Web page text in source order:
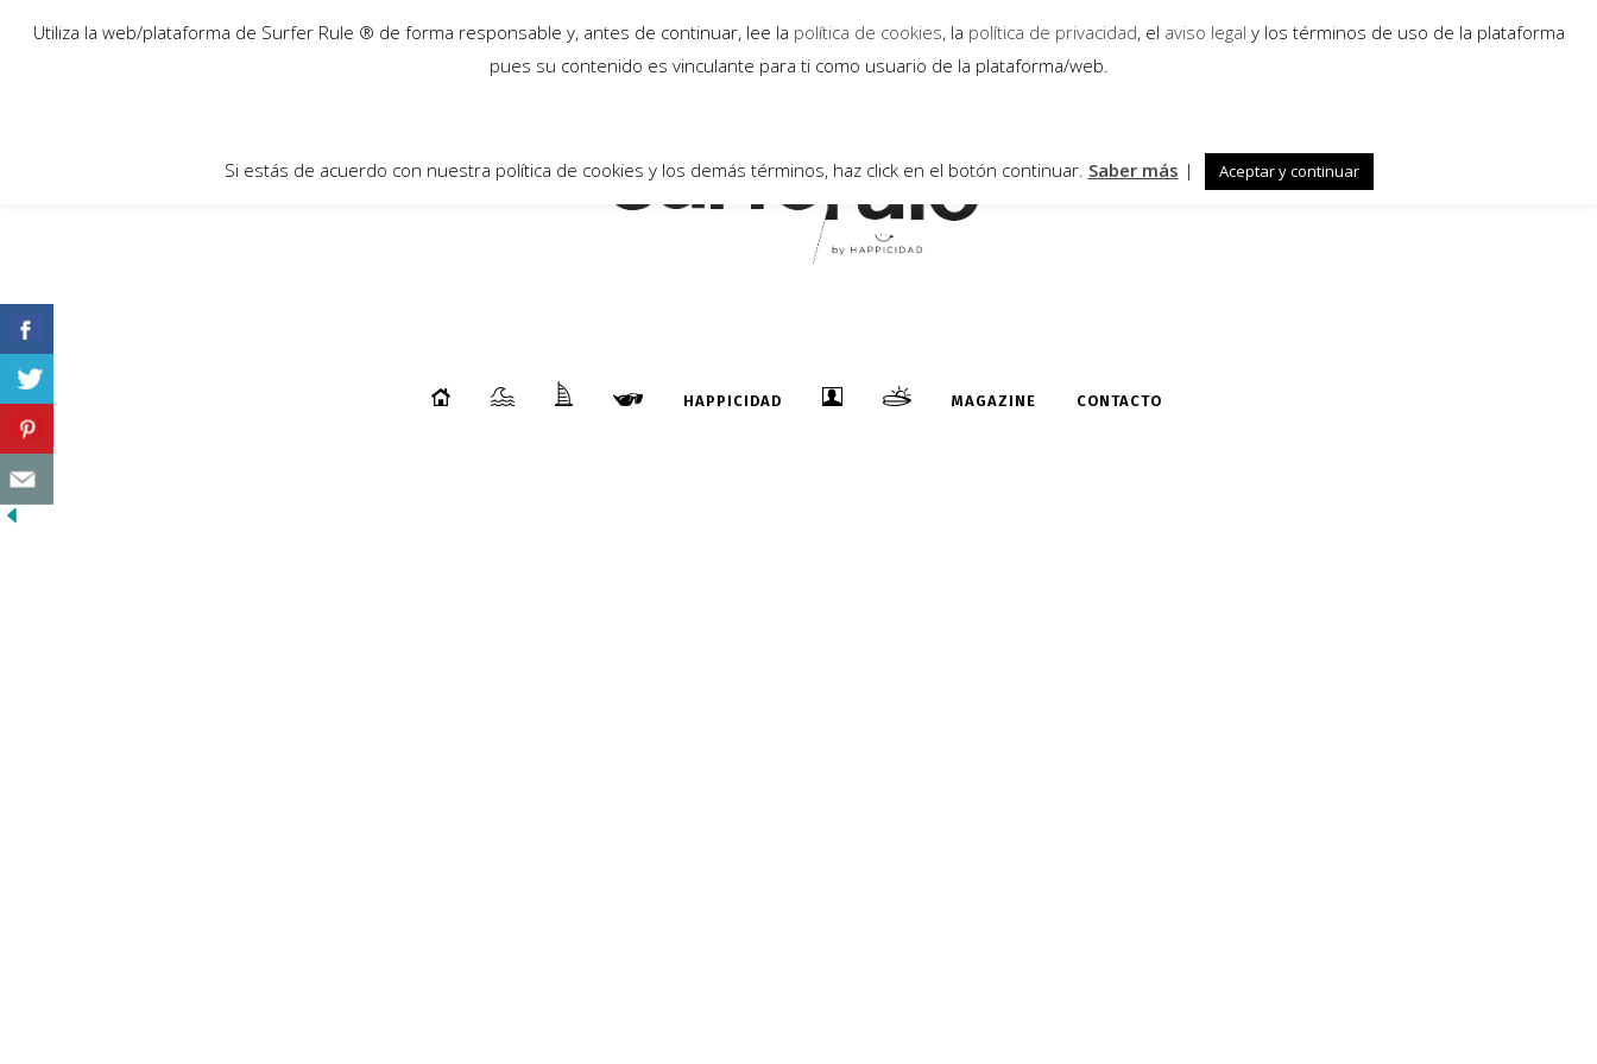
HAPPICIDAD MAGAZINE CONTACTO
15
Utiliza la web/plataforma de Surfer Rule ® de forma responsable y, antes de continuar, lee la política de cookies, la política de privacidad, el aviso legal y los términos de uso de la plataforma
pues su contenido es vinculante para ti como usuario de la plataforma/web.
Si estás de acuerdo con nuestra política de cookies y los demás términos, haz click en el botón continuar. Saber más | Aceptar y continuar